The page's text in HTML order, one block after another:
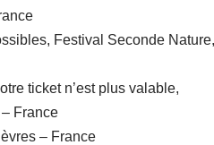
Festival Seconde Nature,
ticket n’est plus valable,
France
– France